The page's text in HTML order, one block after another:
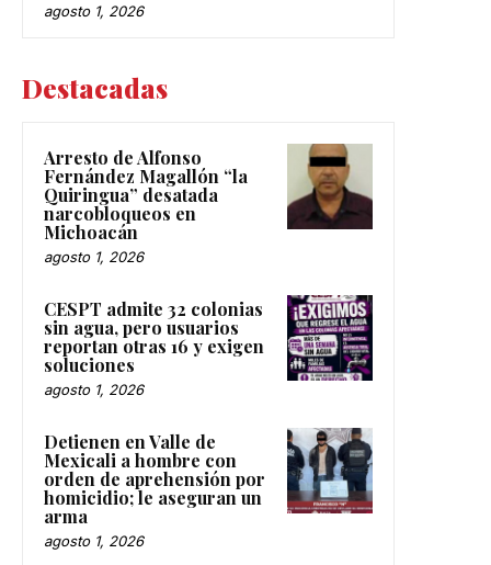
agosto 1, 2026
Destacadas
Arresto de Alfonso
Fernández Magallón “la
Quiringua” desatada
narcobloqueos en
Michoacán
agosto 1, 2026
CESPT admite 32 colonias
sin agua, pero usuarios
reportan otras 16 y exigen
soluciones
agosto 1, 2026
Detienen en Valle de
Mexicali a hombre con
orden de aprehensión por
homicidio; le aseguran un
arma
agosto 1, 2026